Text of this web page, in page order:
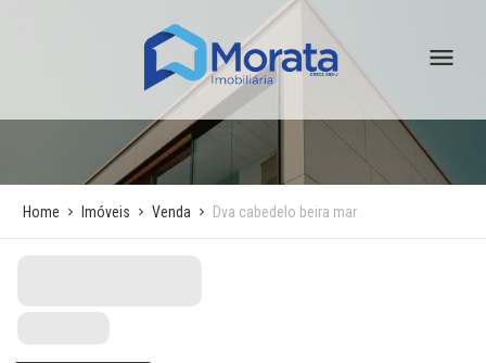
Home Imóveis Venda Dva cabedelo beira mar